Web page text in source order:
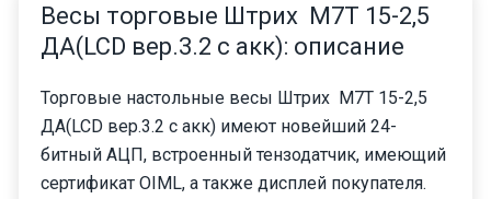
Весы торговые Штрих М7Т 15-2,5
ДА(LCD вер.3.2 с акк): описание
Торговые настольные весы Штрих М7Т 15-2,5
ДА(LCD вер.3.2 с акк) имеют новейший 24-
битный АЦП, встроенный тензодатчик, имеющий
сертификат OIML, а также дисплей покупателя.